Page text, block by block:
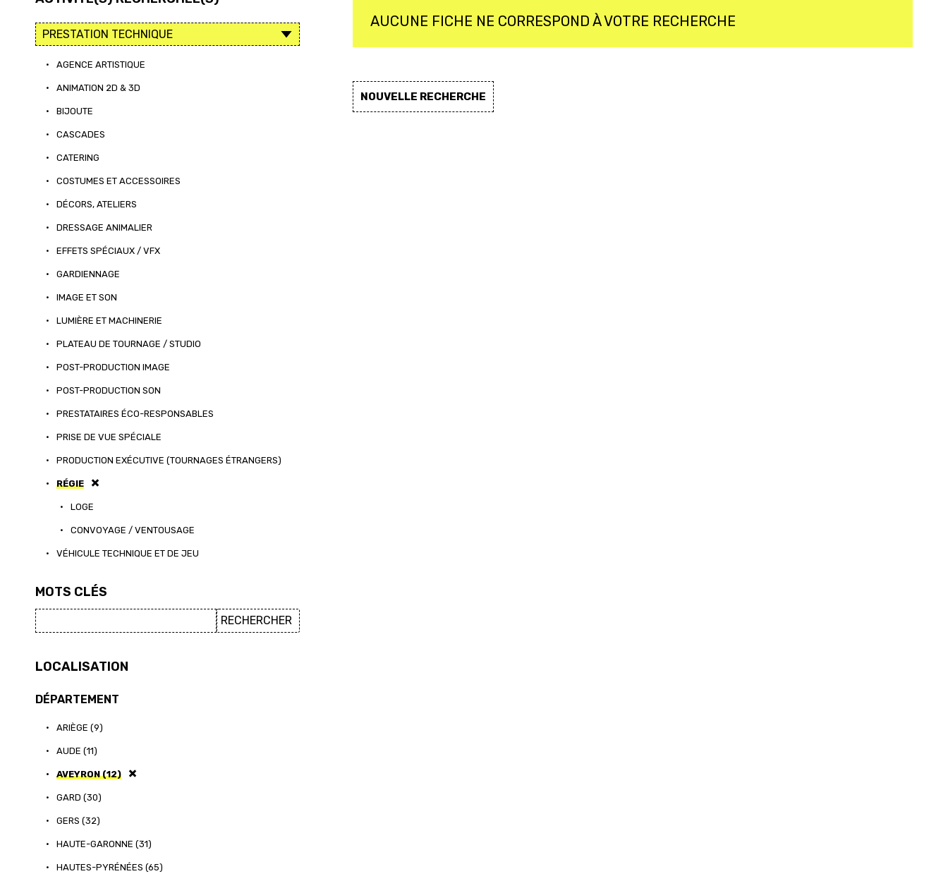
• AGENCE ARTISTIQUE
• ANIMATION 2D & 3D
• BIJOUTE
• CASCADES
• CATERING
• COSTUMES ET ACCESSOIRES
• DÉCORS, ATELIERS
• DRESSAGE ANIMALIER
• EFFETS SPÉCIAUX / VFX
• GARDIENNAGE
• IMAGE ET SON
• LUMIÈRE ET MACHINERIE
• PLATEAU DE TOURNAGE / STUDIO
• POST-PRODUCTION IMAGE
• POST-PRODUCTION SON
• PRESTATAIRES ÉCO-RESPONSABLES
• PRISE DE VUE SPÉCIALE
• PRODUCTION EXÉCUTIVE (TOURNAGES ÉTRANGERS)
• RÉGIE
• LOGE
• CONVOYAGE / VENTOUSAGE
• VÉHICULE TECHNIQUE ET DE JEU
MOTS CLÉS
LOCALISATION
DÉPARTEMENT
• ARIÈGE (9)
• AUDE (11)
• AVEYRON (12)
• GARD (30)
• GERS (32)
• HAUTE-GARONNE (31)
• HAUTES-PYRÉNÉES (65)
AUCUNE FICHE NE CORRESPOND À VOTRE RECHERCHE
NOUVELLE RECHERCHE